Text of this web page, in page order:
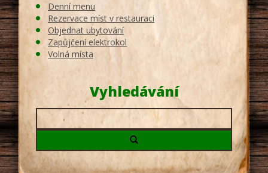
Denní menu
Rezervace míst v restauraci
Objednat ubytování
Zapůjčení elektrokol
Volná místa
Vyhledávání
Hledaný
výraz: